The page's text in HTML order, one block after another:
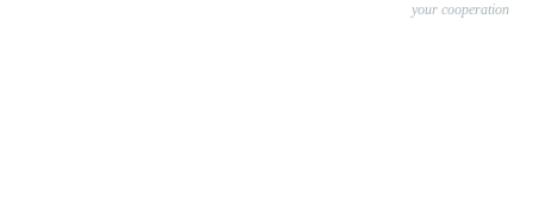
your cooperation